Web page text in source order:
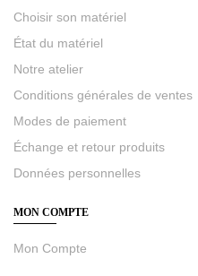
Choisir son matériel
État du matériel
Notre atelier
Conditions générales de ventes
Modes de paiement
Échange et retour produits
Données personnelles
MON COMPTE
Mon Compte